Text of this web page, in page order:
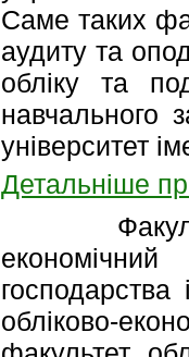
Саме таких
аудиту та
обліку та
навчального
університет
Детальніше
Факультет
економічний
обліково-